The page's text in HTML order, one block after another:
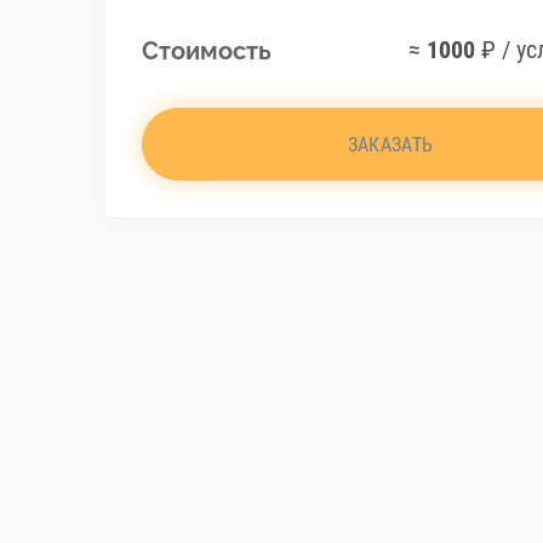
Стоимость ≈ 1000 ₽ /
ЗАКАЗАТЬ